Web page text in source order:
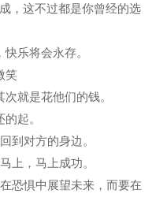
，这不过都是你曾经的选
乐将会永存。
笑
就是花他们的钱。
起。
到对方的身边。
上，马上成功。
恐惧中展望未来，而要在